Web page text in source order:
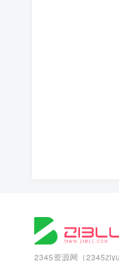
2345资源网（